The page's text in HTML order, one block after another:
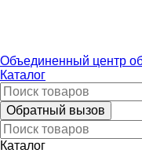
Объединенный центр
Каталог
Обратный вызов
Каталог